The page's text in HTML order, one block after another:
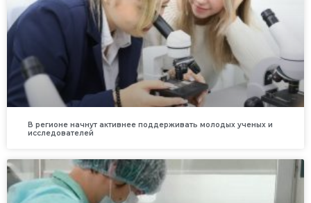
В регионе начнут активнее поддерживать молодых ученых и
исследователей